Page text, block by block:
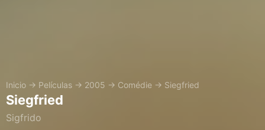
Inicio → Películas → 2005 → Comédie → Siegfried
Siegfried
Sigfrido